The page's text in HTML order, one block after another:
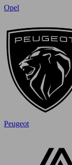
Opel
Peugeot